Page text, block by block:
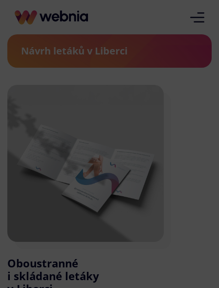
Návrh letáků v Liberci
Oboustranné
i skládané letáky